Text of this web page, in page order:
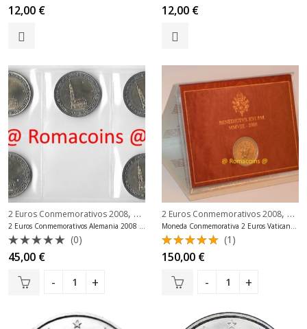
Valorado
con
de
12,00 € Valorado
con
de
12,00 €
2 Euros Conmemorativos 2008, 2 Euros Conmemorativos Alemania
Valorado
con
de
(0)
45,00 €
2 Euros Conmemorativos 2008, 2
Valorado
con5.00
de 5
(1)
150,00 €